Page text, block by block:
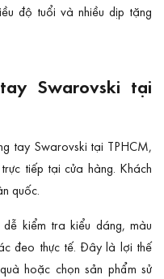
độ tuổi và nhiều dịp tặng
Swarovski tại
tay Swarovski tại TPHCM,
tiếp tại cửa hàng. Khách
quốc.
kiểm tra kiểu dáng, màu
đeo thực tế. Đây là lợi thế
hoặc chọn sản phẩm sử